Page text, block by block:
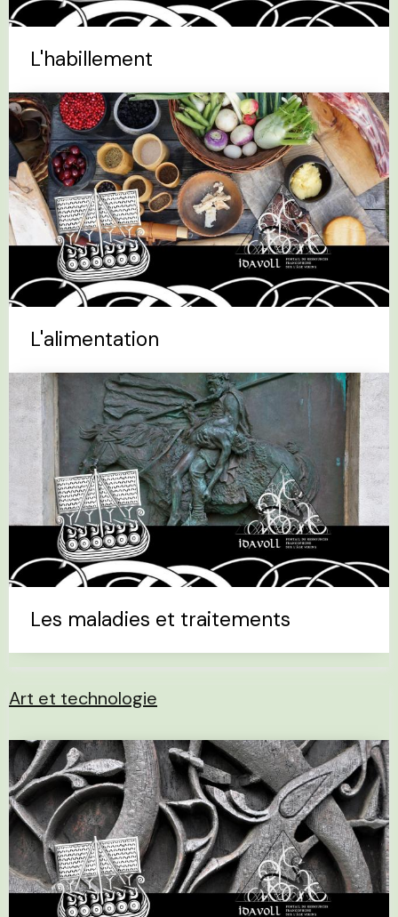
L'habillement
L'alimentation
Les maladies et traitements
Art et technologie